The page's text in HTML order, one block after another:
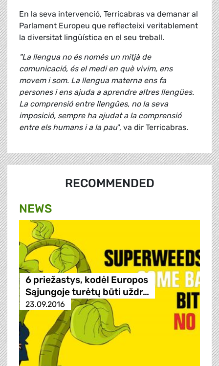
En la seva intervenció, Terricabras va demanar al
Parlament Europeu que reflecteixi veritablement
la diversitat lingüística en el seu treball.
"La llengua no és només un mitjà de
comunicació, és el medi en què vivim, ens
movem i som. La llengua materna ens fa
persones i ens ajuda a aprendre altres llengües.
La comprensió entre llengües, no la seva
imposició, sempre ha ajudat a la comprensió
entre els humans i a la pau", va dir Terricabras.
RECOMMENDED
NEWS
6 priežastys, kodėl Europos
Sąjungoje turėtų būti uždr…
23.09.2016